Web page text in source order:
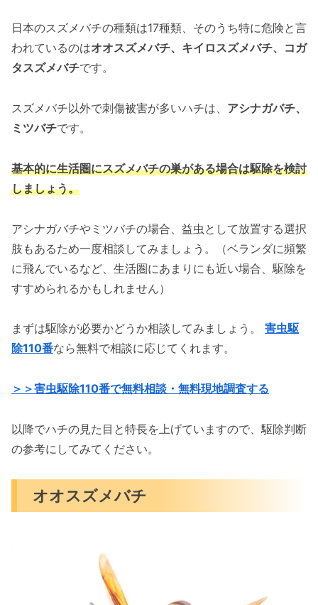
日本のスズメバチの種類は17種類、そのうち特に危険と言
われているのはオオスズメバチ、キイロスズメバチ、コガ
タスズメバチです。
スズメバチ以外で刺傷被害が多いハチは、 アシナガバチ、
ミツバチです。
基本的に生活圏にスズメバチの巣がある場合は駆除を検討
しましょう。
アシナガバチやミツバチの場合、益虫として放置する選択
肢もあるため一度相談してみましょう。（ベランダに頻繁
に飛んでいるなど、生活圏にあまりにも近い場合、駆除を
すすめられるかもしれません）
まずは駆除が必要かどうか相談してみましょう。 害虫駆
除110番なら無料で相談に応じてくれます。
＞＞害虫駆除110番で無料相談・無料現地調査する
以降でハチの見た目と特長を上げていますので、駆除判断
の参考にしてみてください。
オオスズメバチ